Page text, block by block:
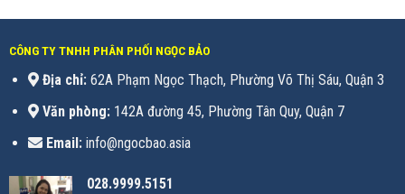
CÔNG TY TNHH PHÂN PHỐI NGỌC BẢO
Địa chỉ:62A Phạm Ngọc Thạch, Phường Võ Thị Sáu, Quận 3
Văn phòng:142A đường 45, Phường Tân Quy, Quận 7
Email:info@ngocbao.asia
028.9999.5151